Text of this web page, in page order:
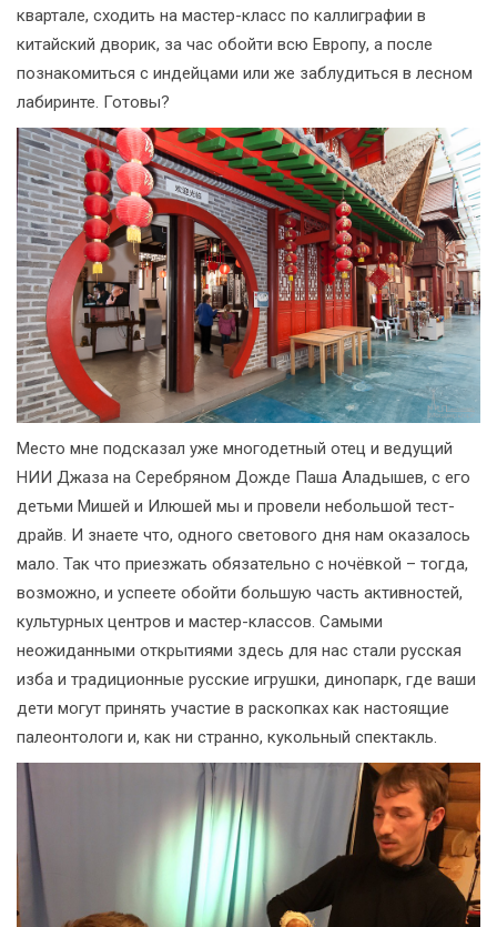
квартале, сходить на мастер-класс по каллиграфии в
китайский дворик, за час обойти всю Европу, а после
познакомиться с индейцами или же заблудиться в лесном
лабиринте. Готовы?
Место мне подсказал уже многодетный отец и ведущий
НИИ Джаза на Серебряном Дожде Паша Аладышев, с его
детьми Мишей и Илюшей мы и провели небольшой тест-
драйв. И знаете что, одного светового дня нам оказалось
мало. Так что приезжать обязательно с ночёвкой – тогда,
возможно, и успеете обойти большую часть активностей,
культурных центров и мастер-классов. Самыми
неожиданными открытиями здесь для нас стали русская
изба и традиционные русские игрушки, динопарк, где ваши
дети могут принять участие в раскопках как настоящие
палеонтологи и, как ни странно, кукольный спектакль.